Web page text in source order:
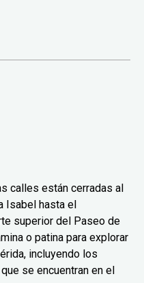
calles están cerradas al
Isabel hasta el
superior del Paseo de
o patina para explorar
incluyendo los
se encuentran en el